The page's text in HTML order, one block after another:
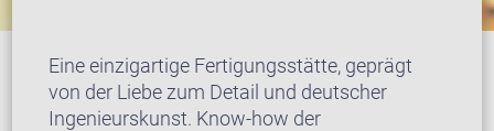
Eine einzigartige Fertigungsstätte, geprägt
von der Liebe zum Detail und deutscher
Ingenieurskunst. Know-how der